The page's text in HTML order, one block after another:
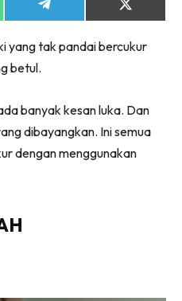
Share
on
Share
on
(Twitter)
yang tak pandai bercukur
betul.
banyak kesan luka. Dan
dibayangkan. Ini semua
dengan menggunakan